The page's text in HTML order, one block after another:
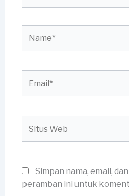
Web
Simpan nama, email,
peramban ini untuk